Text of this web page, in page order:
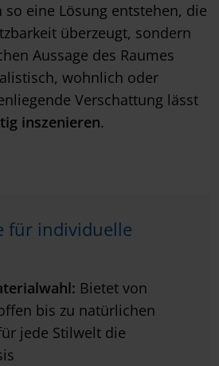
so eine Lösung entstehen, die
überzeugt, sondern
Aussage des Raumes
wohnlich oder
Verschattung lässt
inszenieren.
für individuelle
Bietet von
bis zu natürlichen
jede Stilwelt die